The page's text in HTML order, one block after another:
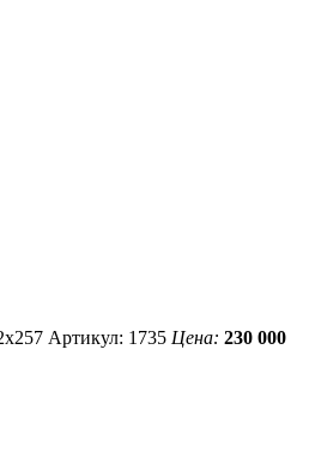
Артикул: 1735 Цена: 230 000